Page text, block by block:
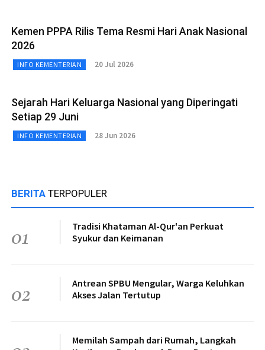
Kemen PPPA Rilis Tema Resmi Hari Anak Nasional
2026
INFO KEMENTERIAN 20 Jul 2026
Sejarah Hari Keluarga Nasional yang Diperingati
Setiap 29 Juni
INFO KEMENTERIAN 28 Jun 2026
BERITA TERPOPULER
01
Tradisi Khataman Al-Qur'an Perkuat
Syukur dan Keimanan
02
Antrean SPBU Mengular, Warga Keluhkan
Akses Jalan Tertutup
Memilah Sampah dari Rumah, Langkah